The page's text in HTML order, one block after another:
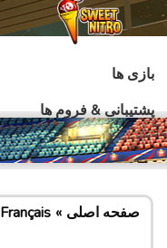
بازی ها
پشتیبانی & فروم ها
صفحه اصلی Français